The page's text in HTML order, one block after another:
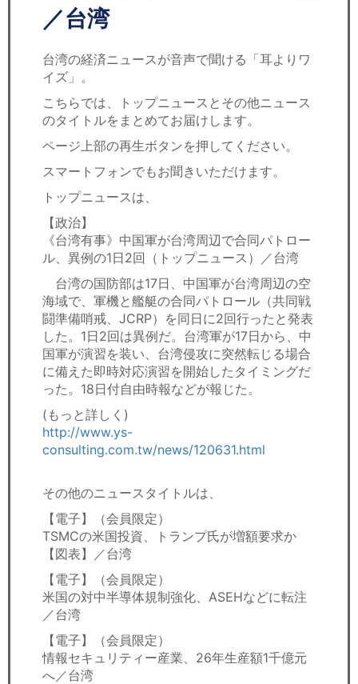
セミナー
経済ニュース
ＩＴ
飲食店情報
／台湾
台湾の経済ニュースが音声で聞ける「耳よりワ
イズ」。
こちらでは、トップニュースとその他ニュース
のタイトルをまとめてお届けします。
ページ上部の再生ボタンを押してください。
スマートフォンでもお聞きいただけます。
トップニュースは、
【政治】
《台湾有事》中国軍が台湾周辺で合同パトロー
ル、異例の1日2回（トップニュース）／台湾
台湾の国防部は17日、中国軍が台湾周辺の空
海域で、軍機と艦艇の合同パトロール（共同戦
闘準備哨戒、JCRP）を同日に2回行ったと発表
した。1日2回は異例だ。台湾軍が17日から、中
国軍が演習を装い、台湾侵攻に突然転じる場合
に備えた即時対応演習を開始したタイミングだ
った。18日付自由時報などが報じた。
(もっと詳しく)
http://www.ys-
consulting.com.tw/news/120631.html
その他のニュースタイトルは、
【電子】（会員限定）
TSMCの米国投資、トランプ氏が増額要求か
【図表】／台湾
【電子】（会員限定）
米国の対中半導体規制強化、ASEHなどに転注
／台湾
【電子】（会員限定）
情報セキュリティー産業、26年生産額1千億元
へ／台湾